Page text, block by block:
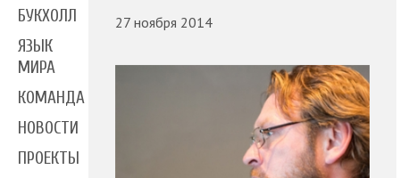
БУКХОЛЛ
ЯЗЫК
МИРА
КОМАНДА
НОВОСТИ
ПРОЕКТЫ
27 ноября 2014